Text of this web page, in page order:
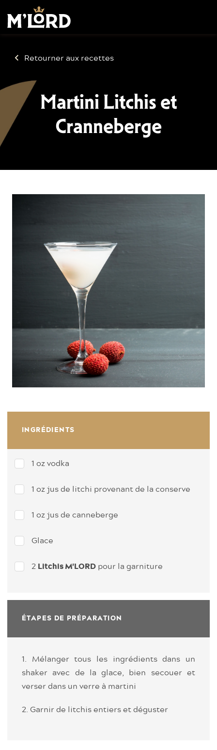
Retourner aux recettes
Martini Litchis et
Cranneberge
INGRÉDIENTS
1 oz vodka
1 oz jus de litchi provenant de la conserve
1 oz jus de canneberge
Glace
2 Litchis M'LORD pour la garniture
ÉTAPES DE PRÉPARATION
1. Mélanger tous les ingrédients dans un
shaker avec de la glace, bien secouer et
verser dans un verre à martini
2. Garnir de litchis entiers et déguster